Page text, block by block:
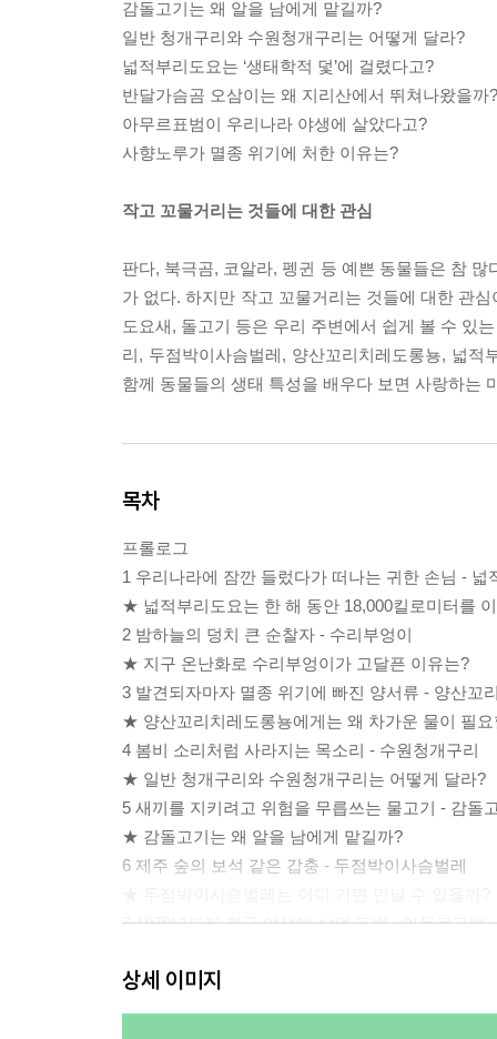
감돌고기는 왜 알을 남에게 맡길까?
일반 청개구리와 수원청개구리는 어떻게 달라?
넓적부리도요는 ‘생태학적 덫’에 걸렸다고?
반달가슴곰 오삼이는 왜 지리산에서 뛰쳐나왔을까?
아무르표범이 우리나라 야생에 살았다고?
사향노루가 멸종 위기에 처한 이유는?
작고 꼬물거리는 것들에 대한 관심
판다, 북극곰, 코알라, 펭귄 등 예쁜 동물들은 참
가 없다. 하지만 작고 꼬물거리는 것들에 대한 관
도요새, 돌고기 등은 우리 주변에서 쉽게 볼 수 있
리, 두점박이사슴벌레, 양산꼬리치레도롱뇽, 넓
함께 동물들의 생태 특성을 배우다 보면 사랑하는
목차
프롤로그
1 우리나라에 잠깐 들렀다가 떠나는 귀한 손님 - 넓
★ 넓적부리도요는 한 해 동안 18,000킬로미터를
2 밤하늘의 덩치 큰 순찰자 - 수리부엉이
★ 지구 온난화로 수리부엉이가 고달픈 이유는?
3 발견되자마자 멸종 위기에 빠진 양서류 - 양산꼬
★ 양산꼬리치레도롱뇽에게는 왜 차가운 물이 필요
4 봄비 소리처럼 사라지는 목소리 - 수원청개구리
★ 일반 청개구리와 수원청개구리는 어떻게 달라?
5 새끼를 지키려고 위험을 무릅쓰는 물고기 - 감돌
★ 감돌고기는 왜 알을 남에게 맡길까?
6 제주 숲의 보석 같은 갑충 - 두점박이사슴벌레
7 1970년까지 한국 야생에 살던 표범 - 아무르표범
8 오삼이의 슬픈 모험 이야기 - 반달가슴곰
★ 오삼이는 왜 자꾸 지리산에서 뛰쳐나왔을까?
상세 이미지